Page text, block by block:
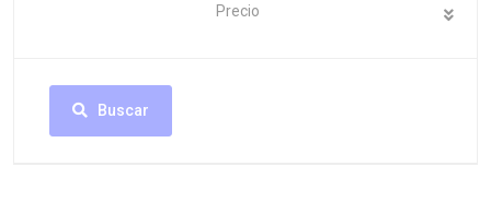
Precio
Buscar